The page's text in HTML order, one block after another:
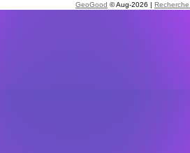
GeoGood © Aug-2026 |